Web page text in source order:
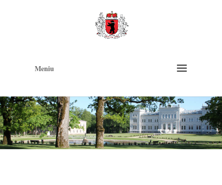
Meniu